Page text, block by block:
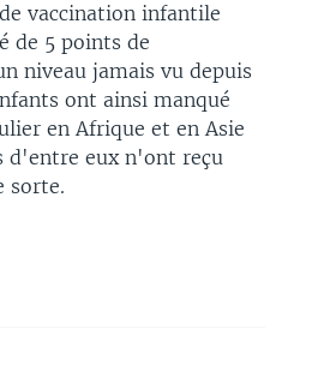
vaccination infantile
de 5 points de
niveau jamais vu depuis
ont ainsi manqué
en Afrique et en Asie
d'entre eux n'ont reçu
sorte.